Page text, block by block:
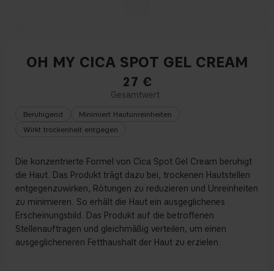
OH MY CICA SPOT GEL CREAM
27 €
Beruhigend
Minimiert Hautunreinheiten
Wirkt trockenheit entgegen
Die konzentrierte Formel von Cica Spot Gel Cream beruhigt
die Haut. Das Produkt trägt dazu bei, trockenen Hautstellen
entgegenzuwirken, Rötungen zu reduzieren und Unreinheiten
zu minimieren. So erhält die Haut ein ausgeglichenes
Erscheinungsbild. Das Produkt auf die betroffenen
Stellenauftragen und gleichmäßig verteilen, um einen
ausgeglicheneren Fetthaushalt der Haut zu erzielen.